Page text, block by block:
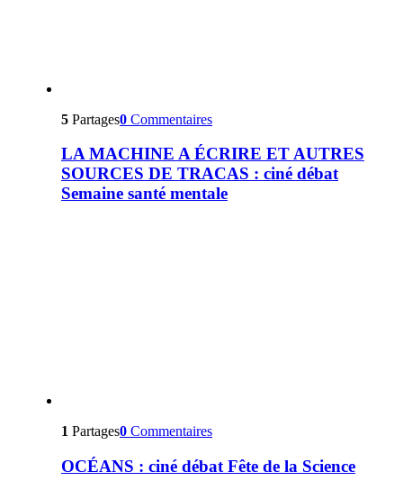
5 Partages0 Commentaires
LA MACHINE A ÉCRIRE ET AUTRES
SOURCES DE TRACAS : ciné débat
Semaine santé mentale
1 Partages0 Commentaires
OCÉANS : ciné débat Fête de la Science